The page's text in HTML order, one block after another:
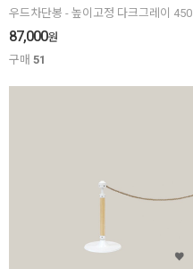
우드차단봉 - 높이고정 다크그레이 450
87,000원
구매 51